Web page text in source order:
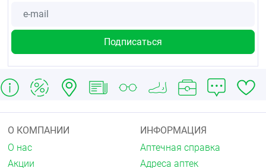
О КОМПАНИИ
О нас
Акции
ИНФОРМАЦИЯ
Аптечная справка
Адреса аптек